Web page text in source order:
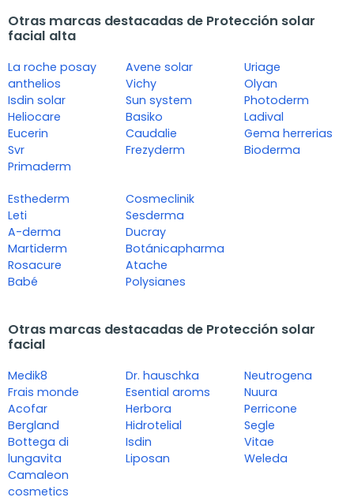
Otras marcas destacadas de Protección solar
facial alta
La roche posay
anthelios
Isdin solar
Heliocare
Eucerin
Svr
Primaderm
Avene solar
Vichy
Sun system
Basiko
Caudalie
Frezyderm
Uriage
Olyan
Photoderm
Ladival
Gema herrerias
Bioderma
Esthederm
Leti
A-derma
Martiderm
Rosacure
Babé
Cosmeclinik
Sesderma
Ducray
Botánicapharma
Atache
Polysianes
Otras marcas destacadas de Protección solar
facial
Medik8
Frais monde
Acofar
Bergland
Bottega di
lungavita
Camaleon
cosmetics
Dr. hauschka
Esential aroms
Herbora
Hidrotelial
Isdin
Liposan
Neutrogena
Nuura
Perricone
Segle
Vitae
Weleda